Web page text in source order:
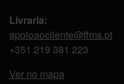
Livraria:
apoioaocliente@ffms.pt
+351 219 381 223
Ver no mapa